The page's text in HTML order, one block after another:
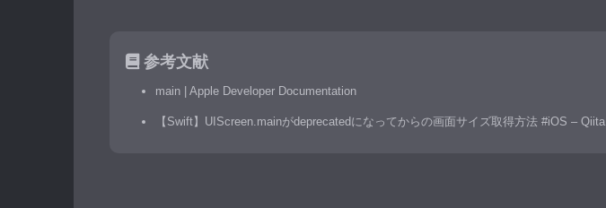
参考文献
main | Apple Developer Documentation
【Swift】UIScreen.mainがdeprecatedになってからの画面サイズ取得方法 #iOS – Qiita